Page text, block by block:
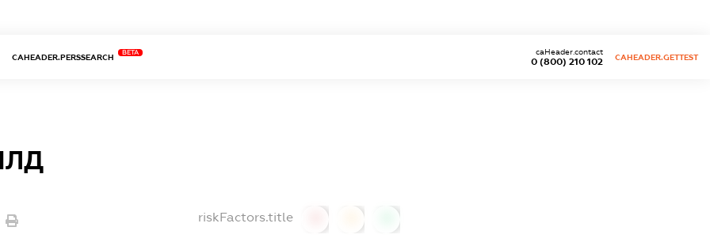
CAHEADER.PERSSEARCH
BETA
0 (800) 210 102
caHeader.contact
CAHEADER.GETTEST
riskFactors.title